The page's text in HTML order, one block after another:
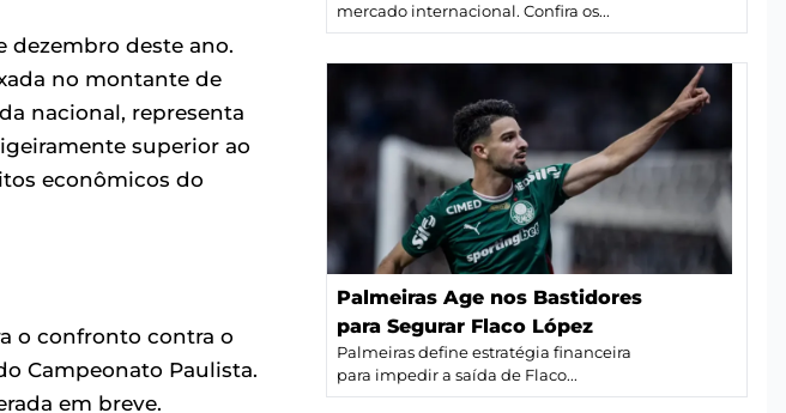
dezembro deste ano.
no montante de
nacional, representa
superior ao
econômicos do
o confronto contra o
Campeonato Paulista.
em breve.
mercado internacional. Confira os...
Palmeiras Age nos Bastidores
para Segurar Flaco López
Palmeiras define estratégia financeira
para impedir a saída de Flaco...